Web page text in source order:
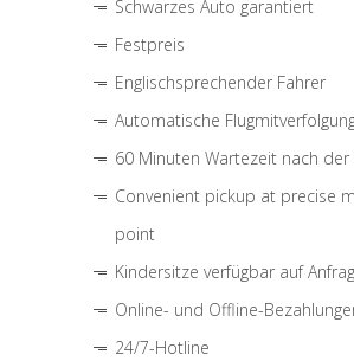
Schwarzes Auto garantiert
Festpreis
Englischsprechender Fahrer
Automatische
60 Minuten Wartezeit nach der
Convenient pickup at precise
point
Kindersitze verfügbar auf
Online- und Offline-
24/7-Hotline